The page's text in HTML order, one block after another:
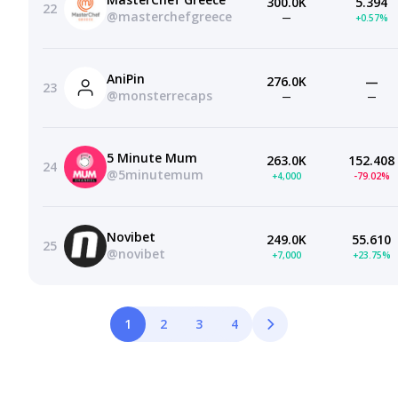
22
@masterchefgreece
— +0.57%
23
AniPin
@monsterrecaps
276.0K
—
—
—
24
5 Minute Mum
@5minutemum
263.0K
+4,000
152.408
-79.02%
25
Novibet
@novibet
249.0K
+7,000
55.610
+23.75%
1 2 3 4